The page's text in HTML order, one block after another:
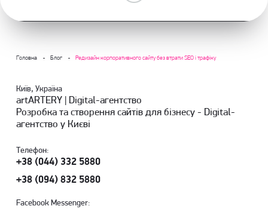
Київ, Україна
artARTERY | Digital-агентство
Розробка та створення сайтів для бізнесу - Digital-
агентство у Києві
Телефон:
+38 (044) 332 5880
+38 (094) 832 5880
Facebook Messenger:
Головна Блог Редизайн корпоративного сайту без втрати SEO і трафіку